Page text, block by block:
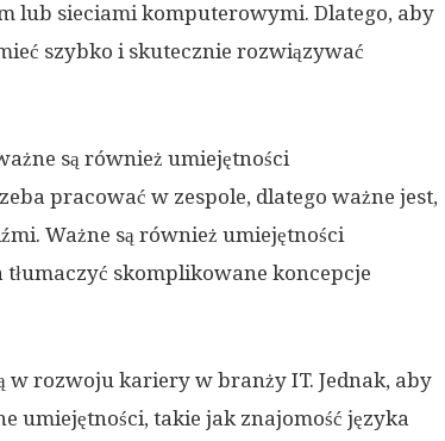
lub sieciami komputerowymi. Dlatego, aby
szybko i skutecznie rozwiązywać
są również umiejętności
pracować w zespole, dlatego ważne jest,
Ważne są również umiejętności
skomplikowane koncepcje
w rozwoju kariery w branży IT. Jednak, aby
umiejętności, takie jak znajomość języka